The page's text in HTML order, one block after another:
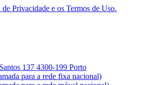
Privacidade e os Termos de Uso.
137 4300-199 Porto
para a rede fixa nacional)